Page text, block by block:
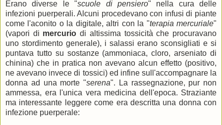
Erano diverse le "scuole di pensiero" nella cura delle
infezioni puerperali. Alcuni procedevano con infusi di piante
come l'aconito o la digitale, altri con la "terapia mercuriale"
(vapori di mercuriodi altissima tossicità che procuravano
uno stordimento generale), i salassi erano sconsigliati e si
puntava tutto su sostanze (ammoniaca, cloro, arseniato di
chinina) che in pratica non avevano alcun effetto (positivo,
ne avevano invece di tossici) ed infine sull'accompagnare la
donna ad una morte "serena". La rassegnazione, pur non
ammessa, era l'unica vera medicina dell'epoca. Straziante
ma interessante leggere come era descritta una donna con
infezione puerperale: